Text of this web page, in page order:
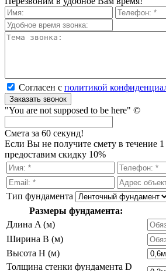
Согласен с политикой
Заказать звонок
"You are not supposed to be here" ©
Смета за 60 секунд!
Если Вы не получите смету в течение
предоставим скидку 10%
Тип фундамента
Размеры фундамента:
Длина A (м)
Ширина B (м)
Высота H (м)
Толщина стенки фундамента D